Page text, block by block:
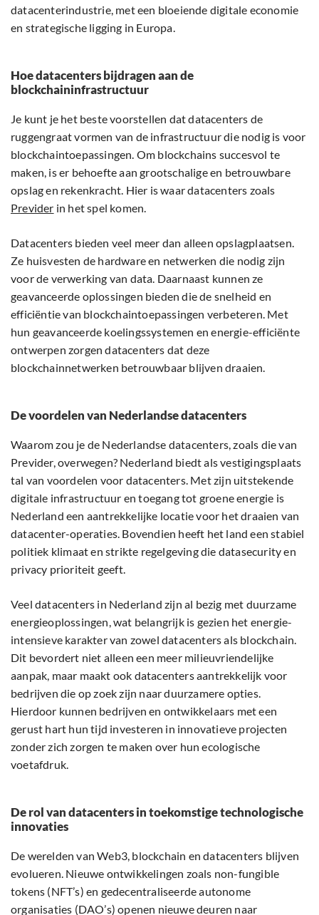
datacenterindustrie, met een bloeiende digitale economie
en strategische ligging in Europa.
Hoe datacenters bijdragen aan de
blockchaininfrastructuur
Je kunt je het beste voorstellen dat datacenters de
ruggengraat vormen van de infrastructuur die nodig is voor
blockchaintoepassingen. Om blockchains succesvol te
maken, is er behoefte aan grootschalige en betrouwbare
opslag en rekenkracht. Hier is waar datacenters zoals
Previder in het spel komen.
Datacenters bieden veel meer dan alleen opslagplaatsen.
Ze huisvesten de hardware en netwerken die nodig zijn
voor de verwerking van data. Daarnaast kunnen ze
geavanceerde oplossingen bieden die de snelheid en
efficiëntie van blockchaintoepassingen verbeteren. Met
hun geavanceerde koelingssystemen en energie-efficiënte
ontwerpen zorgen datacenters dat deze
blockchainnetwerken betrouwbaar blijven draaien.
De voordelen van Nederlandse datacenters
Waarom zou je de Nederlandse datacenters, zoals die van
Previder, overwegen? Nederland biedt als vestigingsplaats
tal van voordelen voor datacenters. Met zijn uitstekende
digitale infrastructuur en toegang tot groene energie is
Nederland een aantrekkelijke locatie voor het draaien van
datacenter-operaties. Bovendien heeft het land een stabiel
politiek klimaat en strikte regelgeving die datasecurity en
privacy prioriteit geeft.
Veel datacenters in Nederland zijn al bezig met duurzame
energieoplossingen, wat belangrijk is gezien het energie-
intensieve karakter van zowel datacenters als blockchain.
Dit bevordert niet alleen een meer milieuvriendelijke
aanpak, maar maakt ook datacenters aantrekkelijk voor
bedrijven die op zoek zijn naar duurzamere opties.
Hierdoor kunnen bedrijven en ontwikkelaars met een
gerust hart hun tijd investeren in innovatieve projecten
zonder zich zorgen te maken over hun ecologische
voetafdruk.
De rol van datacenters in toekomstige technologische
innovaties
De werelden van Web3, blockchain en datacenters blijven
evolueren. Nieuwe ontwikkelingen zoals non-fungible
tokens (NFT’s) en gedecentraliseerde autonome
organisaties (DAO’s) openen nieuwe deuren naar